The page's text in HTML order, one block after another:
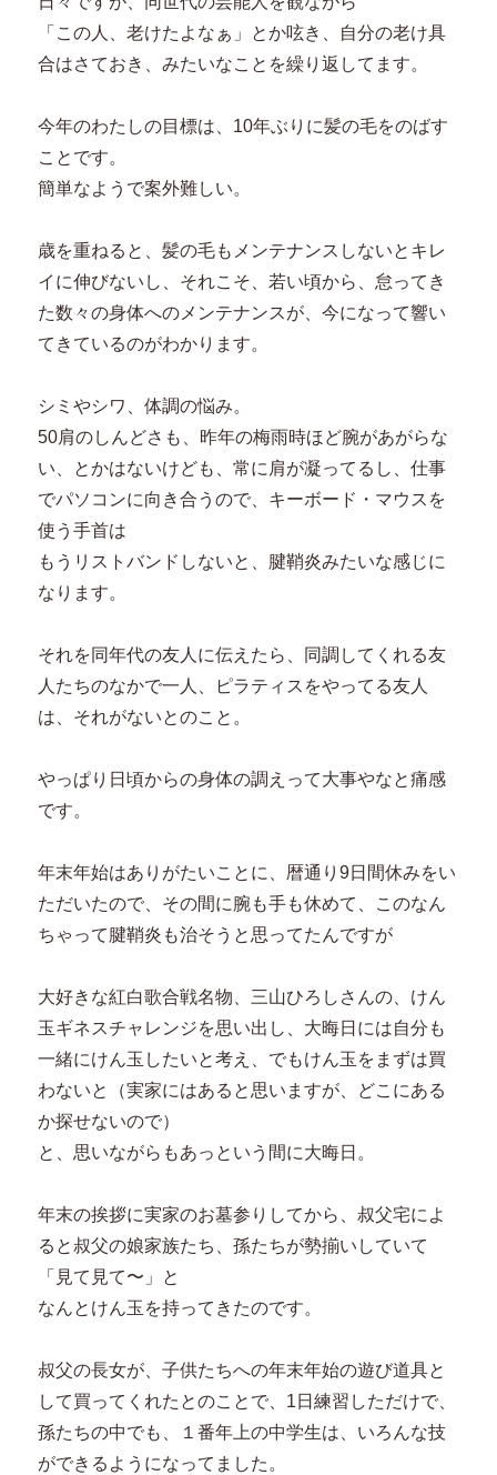
「この人、老けたよなぁ」とか呟き、自分の老け具
合はさておき、みたいなことを繰り返してます。
今年のわたしの目標は、10年ぶりに髪の毛をのばす
ことです。
簡単なようで案外難しい。
歳を重ねると、髪の毛もメンテナンスしないとキレ
イに伸びないし、それこそ、若い頃から、怠ってき
た数々の身体へのメンテナンスが、今になって響い
てきているのがわかります。
シミやシワ、体調の悩み。
50肩のしんどさも、昨年の梅雨時ほど腕があがらな
い、とかはないけども、常に肩が凝ってるし、仕事
でパソコンに向き合うので、キーボード・マウスを
使う手首は
もうリストバンドしないと、腱鞘炎みたいな感じに
なります。
それを同年代の友人に伝えたら、同調してくれる友
人たちのなかで一人、ピラティスをやってる友人
は、それがないとのこと。
やっぱり日頃からの身体の調えって大事やなと痛感
です。
年末年始はありがたいことに、暦通り9日間休みをい
ただいたので、その間に腕も手も休めて、このなん
ちゃって腱鞘炎も治そうと思ってたんですが
大好きな紅白歌合戦名物、三山ひろしさんの、けん
玉ギネスチャレンジを思い出し、大晦日には自分も
一緒にけん玉したいと考え、でもけん玉をまずは買
わないと（実家にはあると思いますが、どこにある
か探せないので）
と、思いながらもあっという間に大晦日。
年末の挨拶に実家のお墓参りしてから、叔父宅によ
ると叔父の娘家族たち、孫たちが勢揃いしていて
「見て見て〜」と
なんとけん玉を持ってきたのです。
叔父の長女が、子供たちへの年末年始の遊び道具と
して買ってくれたとのことで、1日練習しただけで、
孫たちの中でも、１番年上の中学生は、いろんな技
ができるようになってました。